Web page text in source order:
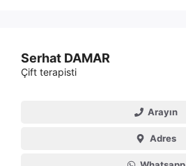
Serhat DAMAR
Çift terapisti
Arayın
Adres